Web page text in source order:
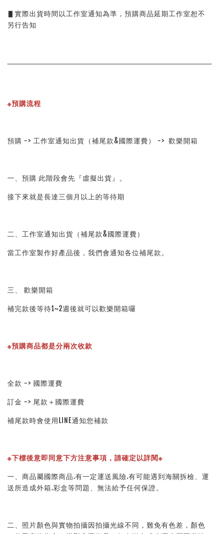
▋實際出貨時間以工作室通知為準，預購商品延期工作室恕不
另行告知
※預購流程
預購 -> 工作室通知出貨（補尾款&國際運費） ->  歡樂開箱
一、預購 此階段會先『虛擬出貨』。
接下來就是長達三個月以上的等待期
二、工作室通知出貨（補尾款&國際運費）
當工作室製作好產品後，我們會通知各位補尾款。
三、 歡樂開箱
補完款後等待1~2週後就可以歡樂開箱囉
※預購商品都是分兩次收款
全款 -> 國際運費
訂金 -> 尾款＋國際運費
補尾款時會使用LINE通知您補款
※下標後意即同意下方注意事項，請確定以詳閱※
一、商品屬國際商品.有一定運送風險.有可能遇到海關拆檢、運
送所造成外箱.彩盒等問題、無法給予任何保證。
二、照片顏色與實物拍攝因拍攝光線不同，難免有色差，顏色